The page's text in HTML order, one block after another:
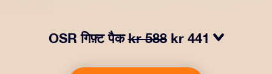
OSR गिफ़्ट पैकkr 588 kr 441